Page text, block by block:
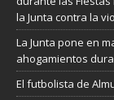
la Junta contra la
La Junta pone en
ahogamientos
El futbolista de